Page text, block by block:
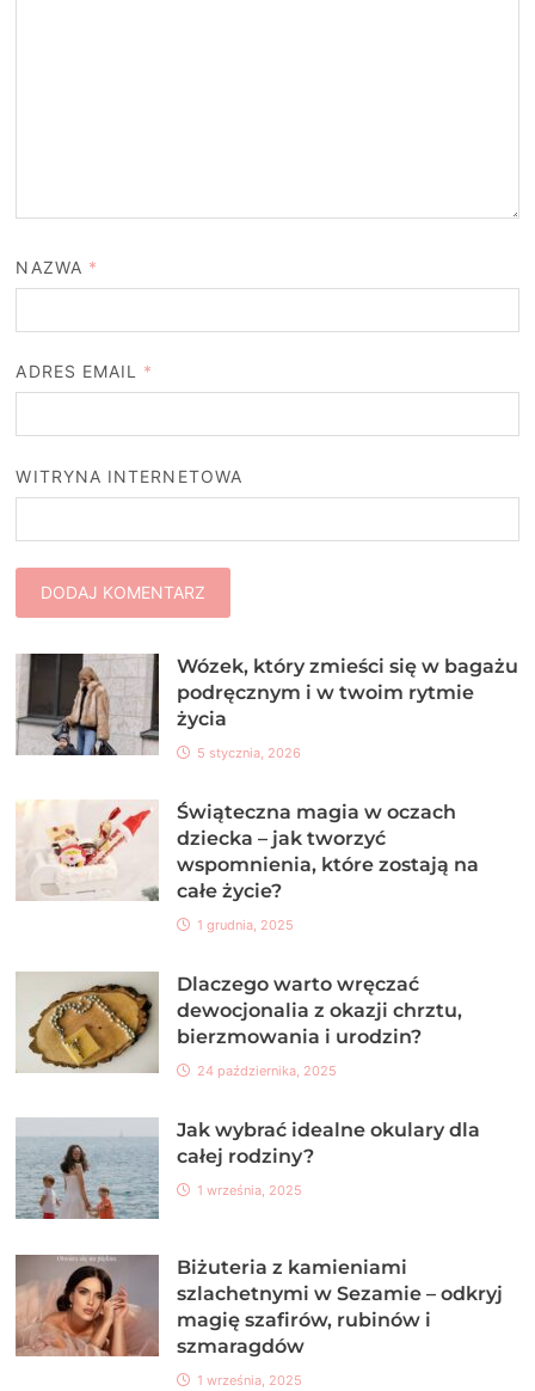
NAZWA *
ADRES EMAIL *
WITRYNA INTERNETOWA
Wózek, który zmieści się w bagażu
podręcznym i w twoim rytmie
życia
5 stycznia, 2026
Świąteczna magia w oczach
dziecka – jak tworzyć
wspomnienia, które zostają na
całe życie?
1 grudnia, 2025
Dlaczego warto wręczać
dewocjonalia z okazji chrztu,
bierzmowania i urodzin?
24 października, 2025
Jak wybrać idealne okulary dla
całej rodziny?
1 września, 2025
Biżuteria z kamieniami
szlachetnymi w Sezamie – odkryj
magię szafirów, rubinów i
szmaragdów
1 września, 2025